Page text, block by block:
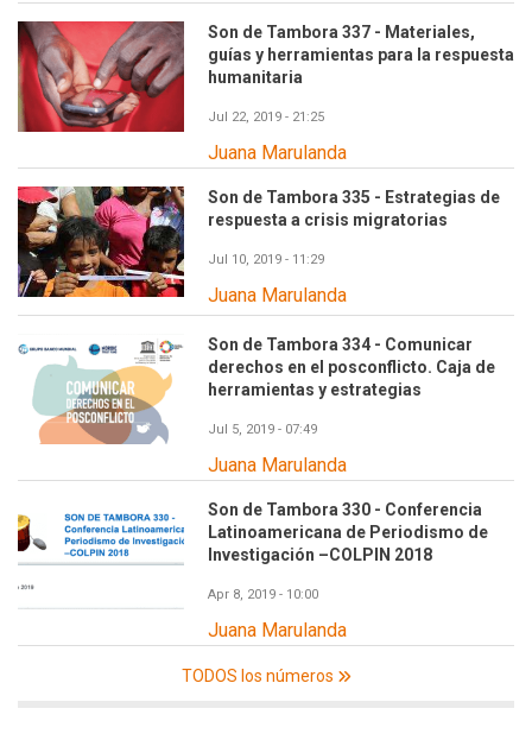
Son de Tambora 337 - Materiales,
guías y herramientas para la respuesta
humanitaria
Jul 22, 2019 - 21:25
Juana Marulanda
Son de Tambora 335 - Estrategias de
respuesta a crisis migratorias
Jul 10, 2019 - 11:29
Juana Marulanda
Son de Tambora 334 - Comunicar
derechos en el posconflicto. Caja de
herramientas y estrategias
Jul 5, 2019 - 07:49
Juana Marulanda
Son de Tambora 330 - Conferencia
Latinoamericana de Periodismo de
Investigación –COLPIN 2018
Apr 8, 2019 - 10:00
Juana Marulanda
TODOS los números